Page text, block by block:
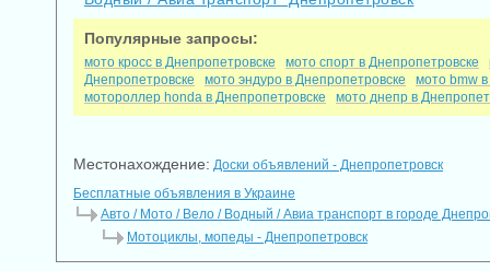
Популярные запросы:
мото кросс в Днепропетровске мото спорт в Днепропетровске
Днепропетровске
мото эндуро в Днепропетровске
мото bmw
мотороллер honda в Днепропетровске
мото днепр в
Местонахождение: Доски объявлений - Днепропетровск
Бесплатные объявления в Украине
Авто / Мото / Вело / Водный / Авиа транспорт в городе
Мотоциклы, мопеды - Днепропетровск